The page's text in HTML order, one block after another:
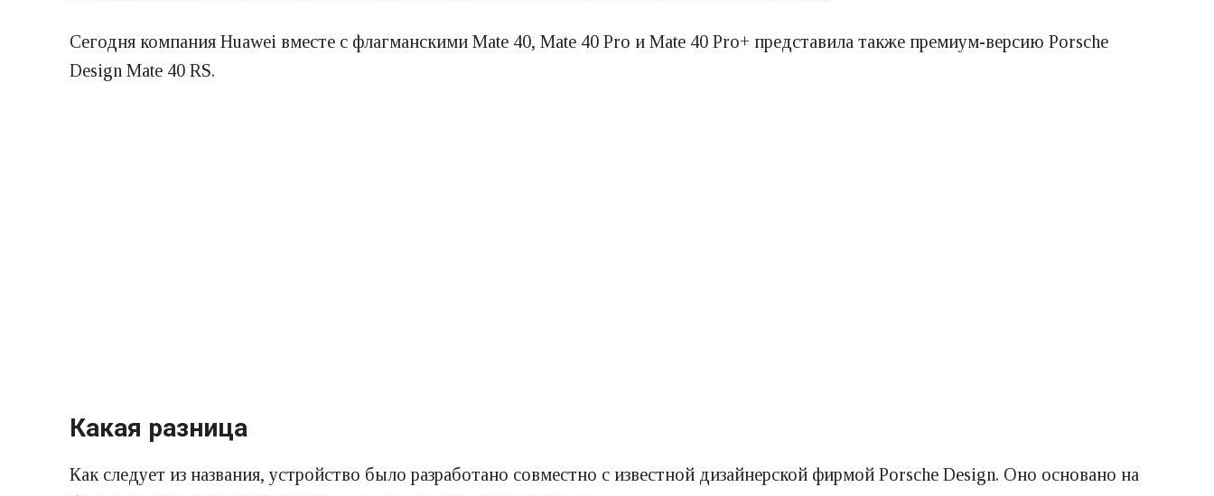
Сегодня компания Huawei вместе с флагманскими Mate 40, Mate 40 Pro и Mate 40 Pro+ представила также премиум-версию Porsche
Design Mate 40 RS.
Какая разница
Как следует из названия, устройство было разработано совместно с известной дизайнерской фирмой Porsche Design. Оно основано на